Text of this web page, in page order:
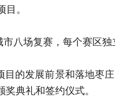
。
八场复赛，每个赛区独
的发展前景和落地枣
典礼和签约仪式。